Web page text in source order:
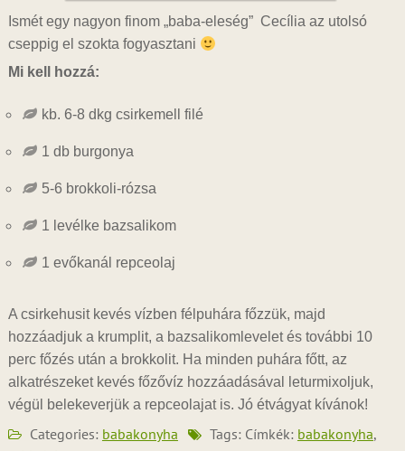
Ismét egy nagyon finom „baba-eleség” Cecília az utolsó
cseppig el szokta fogyasztani
Mi kell hozzá:
kb. 6-8 dkg csirkemell filé
1 db burgonya
5-6 brokkoli-rózsa
1 levélke bazsalikom
1 evőkanál repceolaj
A csirkehusit kevés vízben félpuhára főzzük, majd
hozzáadjuk a krumplit, a bazsalikomlevelet és további 10
perc főzés után a brokkolit. Ha minden puhára főtt, az
alkatrészeket kevés főzővíz hozzáadásával leturmixoljuk,
végül belekeverjük a repceolajat is. Jó étvágyat kívánok!
Categories: babakonyha Tags: Címkék: babakonyha,